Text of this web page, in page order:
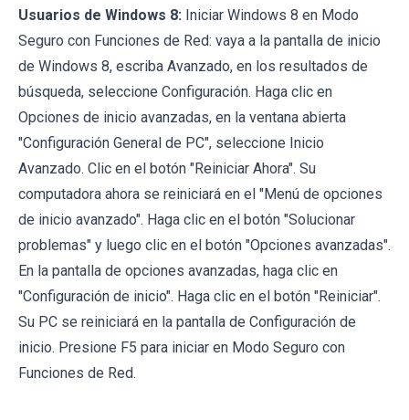
Usuarios de Windows 8: Iniciar Windows 8 en Modo
Seguro con Funciones de Red: vaya a la pantalla de inicio
de Windows 8, escriba Avanzado, en los resultados de
búsqueda, seleccione Configuración. Haga clic en
Opciones de inicio avanzadas, en la ventana abierta
"Configuración General de PC", seleccione Inicio
Avanzado. Clic en el botón "Reiniciar Ahora". Su
computadora ahora se reiniciará en el "Menú de opciones
de inicio avanzado". Haga clic en el botón "Solucionar
problemas" y luego clic en el botón "Opciones avanzadas".
En la pantalla de opciones avanzadas, haga clic en
"Configuración de inicio". Haga clic en el botón "Reiniciar".
Su PC se reiniciará en la pantalla de Configuración de
inicio. Presione F5 para iniciar en Modo Seguro con
Funciones de Red.